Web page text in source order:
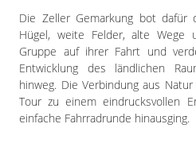
Die Zeller Gemarkung bot dafür
Hügel, weite Felder, alte Wege
Gruppe auf ihrer Fahrt und
Entwicklung des ländlichen
hinweg. Die Verbindung aus
Tour zu einem eindrucksvollen
einfache Fahrradrunde hinausging.